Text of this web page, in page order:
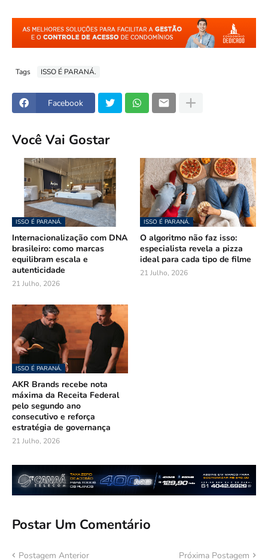
Tags ISSO É PARANÁ.
Facebook
Você Vai Gostar
ISSO É PARANÁ.
Internacionalização com DNA
brasileiro: como marcas
equilibram escala e
autenticidade
21 Julho, 2026
ISSO É PARANÁ.
O algoritmo não faz isso:
especialista revela a pizza
ideal para cada tipo de filme
21 Julho, 2026
ISSO É PARANÁ.
AKR Brands recebe nota
máxima da Receita Federal
pelo segundo ano
consecutivo e reforça
estratégia de governança
21 Julho, 2026
Postar Um Comentário
Postagem Anterior Próxima Postagem